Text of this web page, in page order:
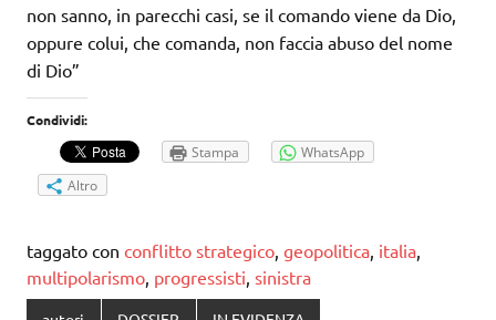
non sanno, in parecchi casi, se il comando viene da Dio,
oppure colui, che comanda, non faccia abuso del nome
di Dio”
Condividi:
Stampa
WhatsApp
Altro
taggato con conflitto strategico, geopolitica, italia,
multipolarismo, progressisti, sinistra